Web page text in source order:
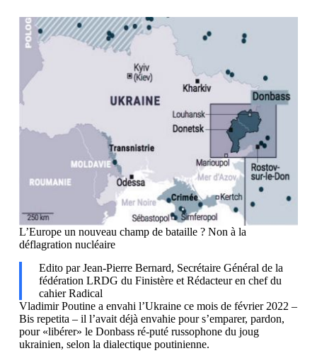
L’Europe un nouveau champ de bataille ? Non à la
déflagration nucléaire
Edito par Jean-Pierre Bernard, Secrétaire Général de la
fédération LRDG du Finistère et Rédacteur en chef du
cahier Radical
Vladimir Poutine a envahi l’Ukraine ce mois de février 2022 –
Bis repetita – il l’avait déjà envahie pour s’emparer, pardon,
pour «libérer» le Donbass ré-puté russophone du joug
ukrainien, selon la dialectique poutinienne.